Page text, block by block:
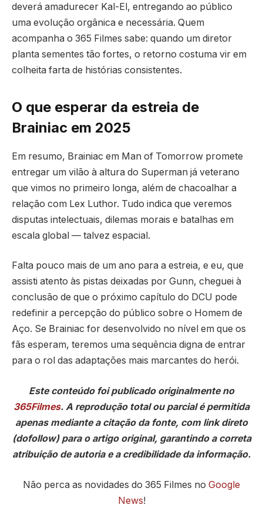
deverá amadurecer Kal-El, entregando ao público
uma evolução orgânica e necessária. Quem
acompanha o 365 Filmes sabe: quando um diretor
planta sementes tão fortes, o retorno costuma vir em
colheita farta de histórias consistentes.
O que esperar da estreia de
Brainiac em 2025
Em resumo, Brainiac em Man of Tomorrow promete
entregar um vilão à altura do Superman já veterano
que vimos no primeiro longa, além de chacoalhar a
relação com Lex Luthor. Tudo indica que veremos
disputas intelectuais, dilemas morais e batalhas em
escala global — talvez espacial.
Falta pouco mais de um ano para a estreia, e eu, que
assisti atento às pistas deixadas por Gunn, cheguei à
conclusão de que o próximo capítulo do DCU pode
redefinir a percepção do público sobre o Homem de
Aço. Se Brainiac for desenvolvido no nível em que os
fãs esperam, teremos uma sequência digna de entrar
para o rol das adaptações mais marcantes do herói.
Este conteúdo foi publicado originalmente no
365Filmes. A reprodução total ou parcial é permitida
apenas mediante a citação da fonte, com link direto
(dofollow) para o artigo original, garantindo a correta
atribuição de autoria e a credibilidade da informação.
Não perca as novidades do 365 Filmes no Google
News!